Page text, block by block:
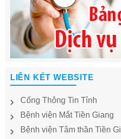
LIÊN KẾT WEBSITE
Cổng Thông Tin Tỉnh
Bệnh viện Mắt Tiền Giang
Bệnh viện Tâm thần Tiền